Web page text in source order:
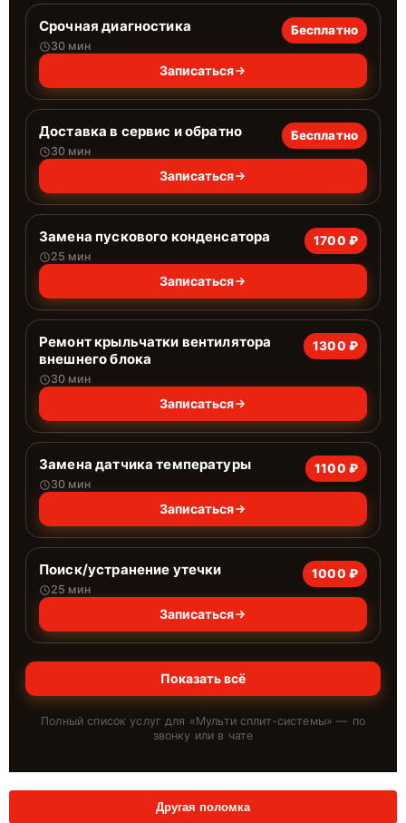
Срочная диагностика
30 мин
Бесплатно
Записаться
Доставка в сервис и обратно
30 мин
Бесплатно
Записаться
Замена пускового конденсатора
25 мин
1700 ₽
Записаться
Ремонт крыльчатки вентилятора
внешнего блока
30 мин
1300 ₽
Записаться
Замена датчика температуры
30 мин
1100 ₽
Записаться
Поиск/устранение утечки
25 мин
1000 ₽
Записаться
Показать всё
Полный список услуг для «Мульти сплит-системы» — по
звонку или в чате
Другая поломка